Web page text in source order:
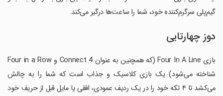
گیم‌پلی سرگرم‌کننده خود، شما را ساعت‌ها درگیر می‌کند.
دوز چهارتایی
بازی Four In A Line (که همچنین به عنوان Connect 4 و Four in a Row
شناخته می‌شود) یک بازی کلاسیک و جذاب است که شما را به چالش
می‌کشد تا ۴ تکه خود را در یک ردیف عمودی، افقی یا مایل قبل از حریف خود